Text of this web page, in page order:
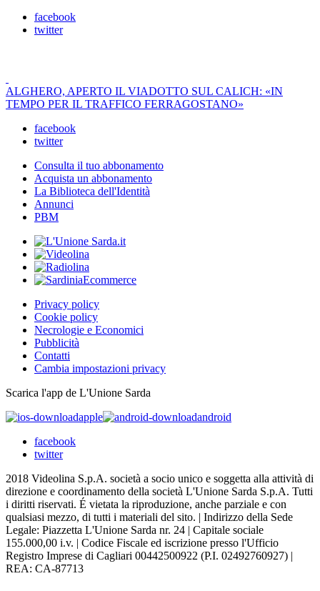
facebook
twitter
ALGHERO, APERTO IL VIADOTTO SUL CALICH: «IN
TEMPO PER IL TRAFFICO FERRAGOSTANO»
facebook
twitter
Consulta il tuo abbonamento
Acquista un abbonamento
La Biblioteca dell'Identità
Annunci
PBM
Privacy policy
Cookie policy
Necrologie e Economici
Pubblicità
Contatti
Cambia impostazioni privacy
Scarica l'app de L'Unione Sarda
apple
android
facebook
twitter
2018 Videolina S.p.A. società a socio unico e soggetta alla attività di
direzione e coordinamento della società L'Unione Sarda S.p.A. Tutti
i diritti riservati. É vietata la riproduzione, anche parziale e con
qualsiasi mezzo, di tutti i materiali del sito. | Indirizzo della Sede
Legale: Piazzetta L'Unione Sarda nr. 24 | Capitale sociale
155.000,00 i.v. | Codice Fiscale ed iscrizione presso l'Ufficio
Registro Imprese di Cagliari 00442500922 (P.I. 02492760927) |
REA: CA-87713